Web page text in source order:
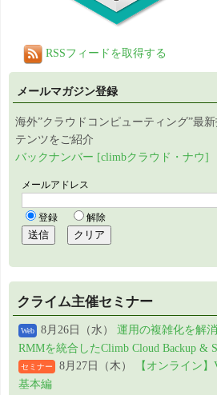
RSSフィードを取得する
メールマガジン登録
海外”クラウドコンピューティング”最
テンツをご紹介
バックナンバー [climbクラウド・ナウ]
クライム主催セミナー
Web 8月26日（水） 運用の複雑化を解
RMMを統合したClimb Cloud Backup &
セミナー 8月27日（木）
【オンライン
基本編